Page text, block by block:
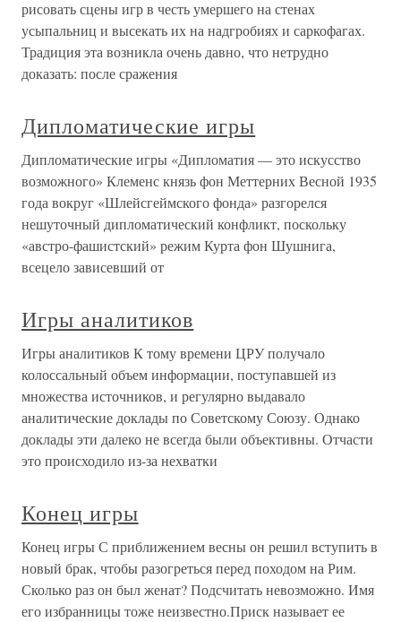
рисовать сцены игр в честь умершего на стенах
усыпальниц и высекать их на надгробиях и саркофагах.
Традиция эта возникла очень давно, что нетрудно
доказать: после сражения
Дипломатические игры
Дипломатические игры «Дипломатия — это искусство
возможного» Клеменс князь фон Меттерних Весной 1935
года вокруг «Шлейсгеймского фонда» разгорелся
нешуточный дипломатический конфликт, поскольку
«австро-фашистский» режим Курта фон Шушнига,
всецело зависевший от
Игры аналитиков
Игры аналитиков К тому времени ЦРУ получало
колоссальный объем информации, поступавшей из
множества источников, и регулярно выдавало
аналитические доклады по Советскому Союзу. Однако
доклады эти далеко не всегда были объективны. Отчасти
это происходило из-за нехватки
Конец игры
Конец игры С приближением весны он решил вступить в
новый брак, чтобы разогреться перед походом на Рим.
Сколько раз он был женат? Подсчитать невозможно. Имя
его избранницы тоже неизвестно.Приск называет ее